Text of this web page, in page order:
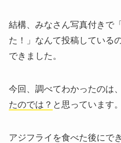
結構、みなさん写真付きで
た！」なんて投稿している
できました。
今回、調べてわかったのは、
たのでは？ と思っています。
アジフライを食べた後にで